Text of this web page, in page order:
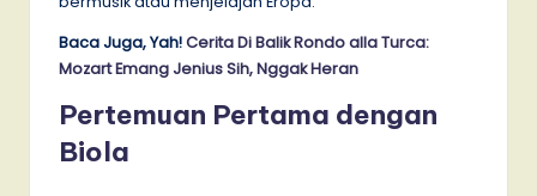
Baca Juga, Yah!Cerita Di Balik Rondo alla Turca:
Mozart Emang Jenius Sih, Nggak Heran
Pertemuan Pertama dengan
Biola